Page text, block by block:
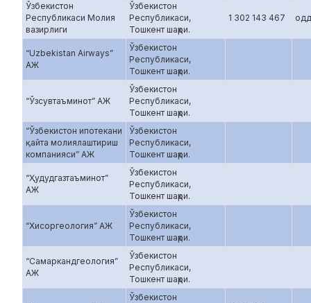
Ўзбекистон
Республикаси Молия
вазирлиги
Ўзбекистон
Республикаси,
Тошкент шаҳри.
1 302 143 467
“Uzbekistan Airways”
АЖ
Ўзбекистон
Республикаси,
Тошкент шаҳри.
“Ўзсувтаъминот” АЖ
Ўзбекистон
Республикаси,
Тошкент шаҳри.
“Ўзбекистон ипотекани
қайта молиялаштириш
компанияси” АЖ
Ўзбекистон
Республикаси,
Тошкент шаҳри.
“Ҳудудгазтаъминот”
АЖ
Ўзбекистон
Республикаси,
Тошкент шаҳри.
“Хисоргеология” АЖ
Ўзбекистон
Республикаси,
Тошкент шаҳри.
“Самаркандгеология”
АЖ
Ўзбекистон
Республикаси,
Тошкент шаҳри.
Ўзбекистон